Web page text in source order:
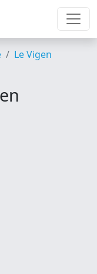
Le Vigen